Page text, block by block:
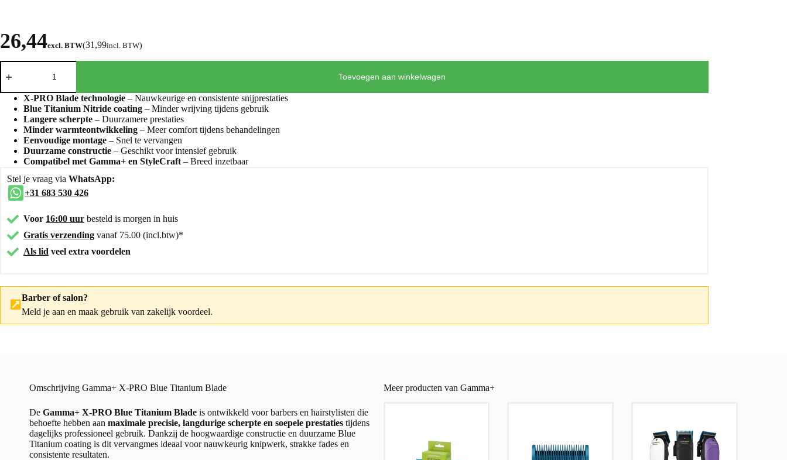
26,44excl. BTW(31,99incl. BTW)
Toevoegen aan winkelwagen
X-PRO Blade technologie – Nauwkeurige en consistente snijprestaties
Blue Titanium Nitride coating – Minder wrijving tijdens gebruik
Langere scherpte – Duurzamere prestaties
Minder warmteontwikkeling – Meer comfort tijdens behandelingen
Eenvoudige montage – Snel te vervangen
Duurzame constructie – Geschikt voor intensief gebruik
Compatibel met Gamma+ en StyleCraft – Breed inzetbaar
Stel je vraag via WhatsApp:
+31 683 530 426
Voor 16:00 uur besteld is morgen in huis
Gratis verzending vanaf 75.00 (incl.btw)*
Als lid veel extra voordelen
Barber of salon?
Meld je aan en maak gebruik van zakelijk voordeel.
Omschrijving Gamma+ X-PRO Blue Titanium Blade
De Gamma+ X-PRO Blue Titanium Blade is ontwikkeld voor barbers en hairstylisten die
behoefte hebben aan maximale precisie, langdurige scherpte en soepele prestaties tijdens
dagelijks professioneel gebruik. Dankzij de hoogwaardige constructie en duurzame Blue
Titanium coating is dit vervangmes ideaal voor nauwkeurig knipwerk, strakke fades en
consistente resultaten.
Meer producten van Gamma+